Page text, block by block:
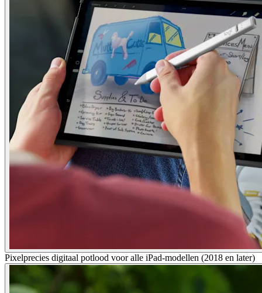
Pixelprecies digitaal potlood voor alle iPad-modellen (2018 en later)